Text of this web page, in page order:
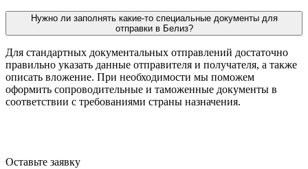
Нужно ли заполнять какие-то специальные документы для
отправки в Белиз?
Для стандартных документальных отправлений достаточно
правильно указать данные отправителя и получателя, а также
описать вложение. При необходимости мы поможем
оформить сопроводительные и таможенные документы в
соответствии с требованиями страны назначения.
Оставьте заявку